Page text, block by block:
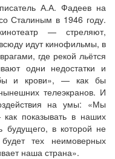
А.А. Фадеев на
Сталиным в 1946 году.
— стреляют,
идут кинофильмы, в
где рекой льётся
одни недостатки и
и крови», — как бы
телеэкранов. И
на умы: «Мы
показывать в наших
будущего, в которой не
тех неимоверных
наша страна».